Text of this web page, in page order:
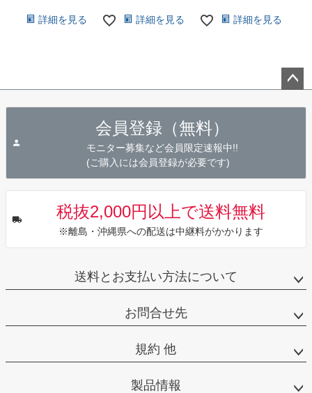
詳細を見る 詳細を見る 詳細を見る
会員登録（無料）
モニター募集など会員限定速報中!!
(ご購入には会員登録が必要です)
税抜2,000円以上で送料無料
※離島・沖縄県への配送は中継料がかかります
送料とお支払い方法について
お問合せ先
規約 他
製品情報